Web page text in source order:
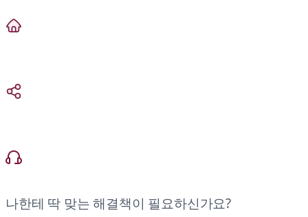
나한테 딱 맞는 해결책이 필요하신가요?